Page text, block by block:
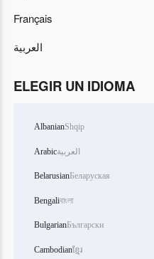
Français
العربية
ELEGIR UN IDIOMA
AlbanianShqip
Arabicالعربية
BelarusianБеларуская
Bengaliবাংলা
BulgarianБългарски
Cambodianខ្មែរ